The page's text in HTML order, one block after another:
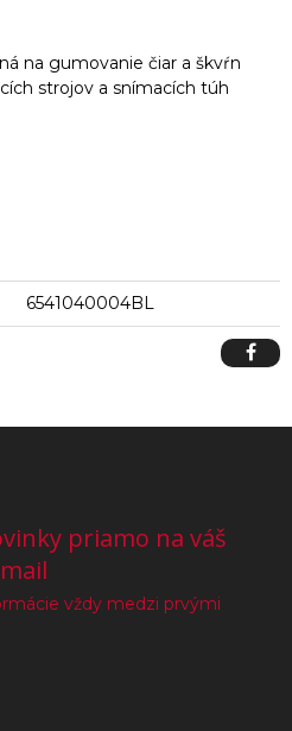
na gumovanie čiar a škvŕn
strojov a snímacích túh
6541040004BL
priamo na váš
vždy medzi prvými